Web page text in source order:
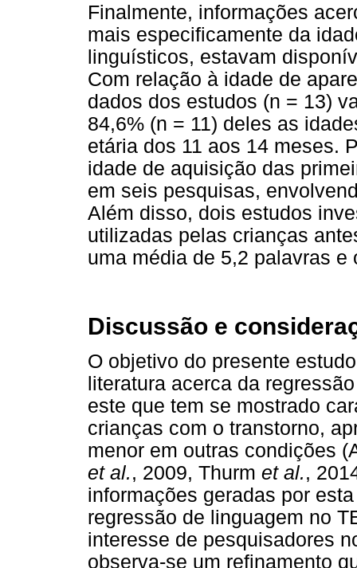
Finalmente, informações
mais especificamente da
linguísticos, estavam
Com relação à idade de
dados dos estudos (n = 13)
84,6% (n = 11) deles as
etária dos 11 aos 14 meses.
idade de aquisição das
em seis pesquisas,
Além disso, dois estudos
utilizadas pelas crianças
uma média de 5,2 palavras e
Discussão e
O objetivo do presente
literatura acerca da
este que tem se mostrado
crianças com o transtorno,
menor em outras condições
et al., 2009, Thurm et al.,
informações geradas por
regressão de linguagem no
interesse de pesquisadores
observa-se um refinamento